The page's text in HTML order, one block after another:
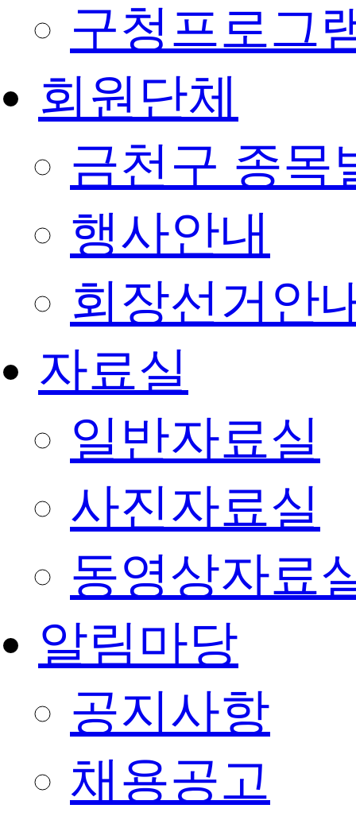
구청프로그
회원단체
금천구 종목
행사안내
회장선거안
자료실
일반자료실
사진자료실
동영상자료
알림마당
공지사항
채용공고